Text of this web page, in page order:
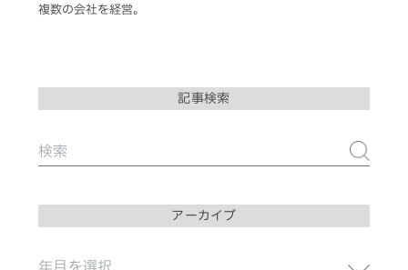
複数の会社を経営。
記事検索
アーカイブ